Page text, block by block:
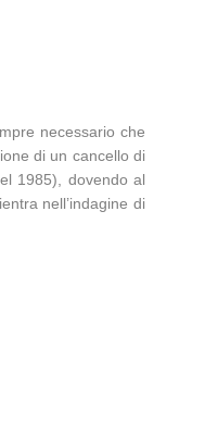
necessario che
di un cancello di
1985), dovendo al
nell’indagine di